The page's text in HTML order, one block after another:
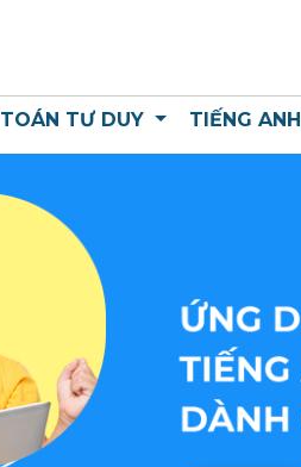
TOÁN TƯ DUY TIẾNG ANH